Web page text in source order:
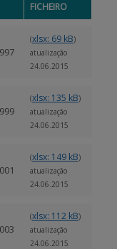
FICHEIRO
(xlsx: 69 kB)
atualização
24.06.2015
(xlsx: 135 kB)
atualização
24.06.2015
(xlsx: 149 kB)
atualização
24.06.2015
(xlsx: 112 kB)
atualização
24.06.2015